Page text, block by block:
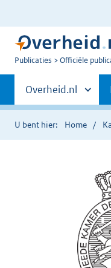
U
Publicaties Officiële
Primaire
navigatie
Andere
sites
binnen
Overheid.nl
U bent hier: Home